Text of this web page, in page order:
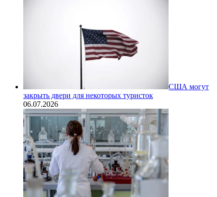
США могут
закрыть двери для некоторых туристок
06.07.2026